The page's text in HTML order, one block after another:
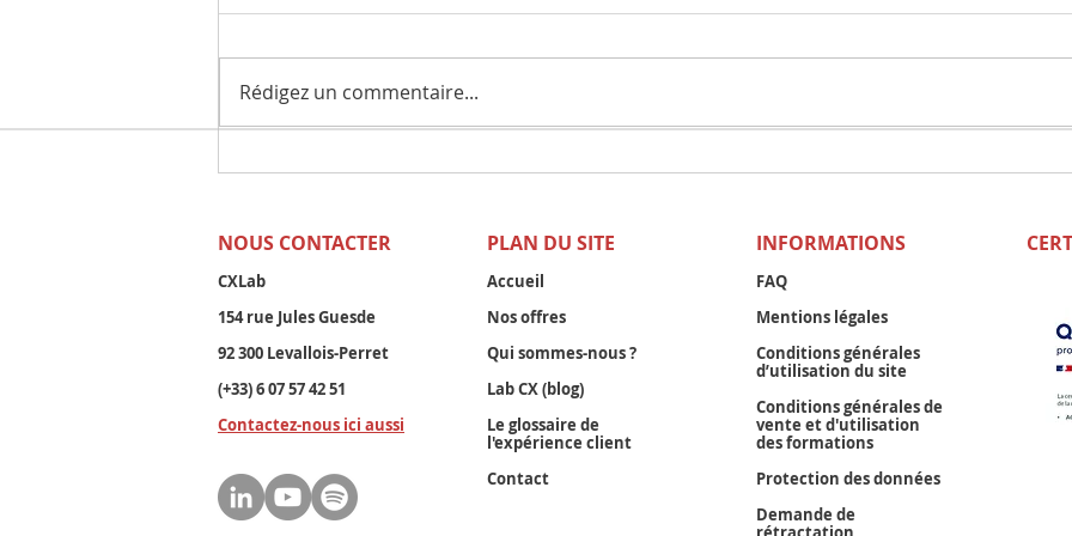
transformation des
entreprises.
Notre interview au Figaro-
Rédigez un commentaire...
NOUS CONTACTER
CXLab
154 rue Jules Guesde
92 300 Levallois-Perret
(+33) 6 07 57 42 51
Contactez-nous ici aussi
PLAN DU SITE
Accueil
Nos offres
Qui sommes-nous ?
Lab CX (blog)
Le glossaire de
l'expérience client
Contact
INFORMATIONS
FAQ
Mentions légales
Conditions générales
d’utilisation du site
Conditions générales de
vente et d'utilisation
des formations
Protection des données
Demande de